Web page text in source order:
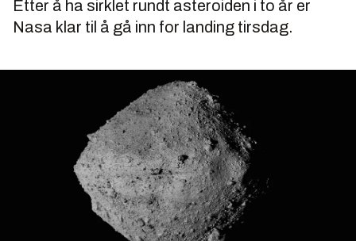
Etter å ha sirklet rundt asteroiden i to år er
Nasa klar til å gå inn for landing tirsdag.